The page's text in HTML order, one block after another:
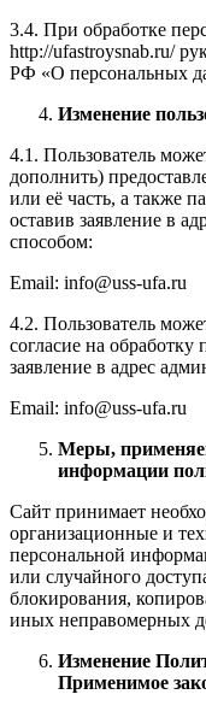
3.4. При обработке
http://ufastroysnab.ru/
РФ «О персональных
Изменение
4.1. Пользователь
дополнить)
или её часть, а также
оставив заявление в
способом:
Email: info@uss-ufa.ru
4.2. Пользователь
согласие на
заявление в адрес
Email: info@uss-ufa.ru
Меры,
информации
Сайт принимает
организационные и
персональной
или случайного
блокирования,
иных неправомерных
Изменение
Применимое